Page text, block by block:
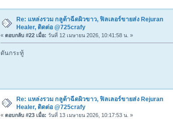
Re: แหล่งรวม กลูต้าฉีดผิวขาว, ฟิลเลอร์ขายส่ง Rejuran
Healer, ติดต่อ @725crafy
« ตอบกลับ #22 เมื่อ: วันที่ 12 เมษายน 2026, 10:41:58 น. »
ดันกระทู้
Re: แหล่งรวม กลูต้าฉีดผิวขาว, ฟิลเลอร์ขายส่ง Rejuran
Healer, ติดต่อ @725crafy
« ตอบกลับ #23 เมื่อ: วันที่ 13 เมษายน 2026, 10:17:53 น. »